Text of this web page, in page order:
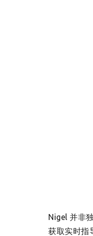
Nigel 并非
获取实时指